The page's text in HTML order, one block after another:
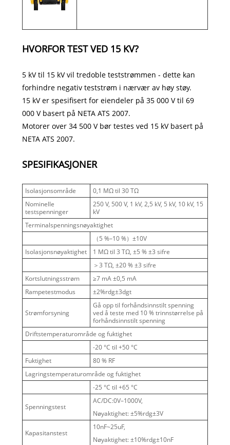
HVORFOR TEST VED 15 KV?
5 kV til 15 kV vil tredoble teststrømmen - dette kan
forhindre negativ teststrøm i nærvær av høy støy.
15 kV er spesifisert for eiendeler på 35 000 V til 69
000 V basert på NETA ATS 2007.
Motorer over 34 500 V bør testes ved 15 kV basert på
NETA ATS 2007.
SPESIFIKASJONER
Isolasjonsområde
0,1 MΩ til 30 TΩ
Nominelle
testspenninger
250 V, 500 V, 1 kV, 2,5 kV, 5 kV, 10 kV, 15
kV
Terminalspenningsnøyaktighet
（5 %–10 %）±10V
Isolasjonsnøyaktighet
1 MΩ til 3 TΩ, ±5 % ±3 sifre
＞3 TΩ, ±20 % ±3 sifre
Kortslutningsstrøm
≥7 mA ±0,5 mA
Rampetestmodus
±2%rdg±3dgt
Strømforsyning
Gå opp til forhåndsinnstilt spenning
ved å teste med 10 % trinnstørrelse på
forhåndsinnstilt spenning
Driftstemperaturområde og fuktighet
-20 °C til +50 °C
Fuktighet
80 % RF
Lagringstemperaturområde og fuktighet
-25 °C til +65 °C
Spenningstest
AC/DC:0V–1000V,
Nøyaktighet: ±5%rdg±3V
Kapasitanstest
10nF~25uF,
Nøyaktighet: ±10%rdg±10nF